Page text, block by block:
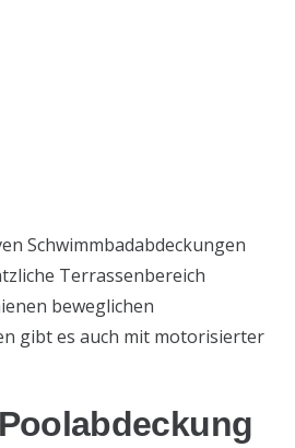
Schwimmbadabdeckungen
Terrassenbereich
beweglichen
gibt es auch mit motorisierter